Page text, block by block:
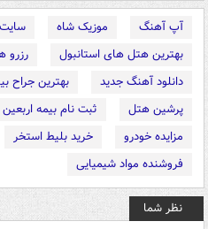
آپ آهنگ موزیک شاه
سایت
بهترین هتل های استانبول
رزرو
دانلود آهنگ جدید
بهترین جراح
پرشین هتل
ثبت نام بیمه اربعین
مزایده خودرو
خرید بلیط استخر
فروشنده مواد شیمیایی
نظر شما